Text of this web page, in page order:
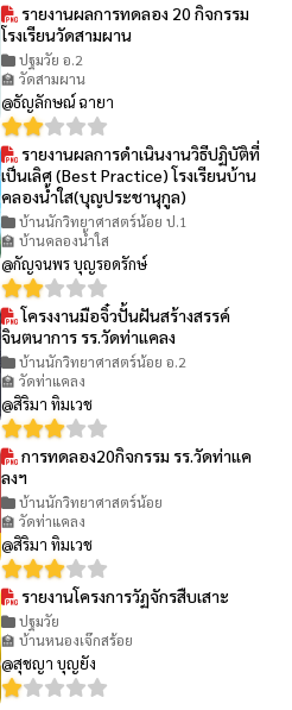
รายงานผลการทดลอง 20 กิจกรรม
โรงเรียนวัดสามผาน
ปฐมวัย อ.2
🏫 วัดสามผาน
@ธัญลักษณ์ ฉายา
รายงานผลการดำเนินงานวิธีปฏิบัติที่
เป็นเลิศ (Best Practice) โรงเรียนบ้าน
คลองน้ำใส(บุญประชานุกูล)
บ้านนักวิทยาศาสตร์น้อย ป.1
🏫 บ้านคลองน้ำใส
@กัญจนพร บุญรอดรักษ์
โครงงานมือจิ๋วปั้นฝันสร้างสรรค์
จินตนาการ รร.วัดท่าแคลง
บ้านนักวิทยาศาสตร์น้อย อ.2
🏫 วัดท่าแคลง
@สิริมา ทิมเวช
การทดลอง20กิจกรรม รร.วัดท่าแค
ลงฯ
บ้านนักวิทยาศาสตร์น้อย
🏫 วัดท่าแคลง
@สิริมา ทิมเวช
รายงานโครงการวัฏจักรสืบเสาะ
ปฐมวัย
🏫 บ้านหนองเจ๊กสร้อย
@สุชญา บุญยัง